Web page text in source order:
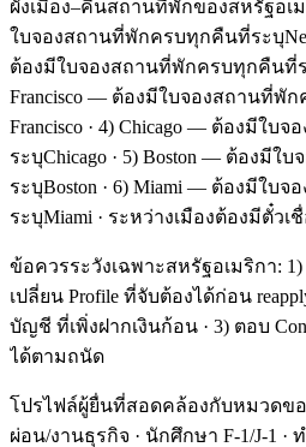
ผังเมือง–คืนสถานที่พักของสหรัฐอเ
ใบจองสถานที่พักครบทุกคืนที่ระบุ
ต้องมีใบจองสถานที่พักครบทุกคืนที่ระ
Francisco — ต้องมีใบจองสถานที่พั
Francisco · 4) Chicago — ต้องมีใ
ระบุChicago · 5) Boston — ต้องมี
ระบุBoston · 6) Miami — ต้องมีใบ
ระบุMiami · ระหว่างเมืองต้องมีตั๋วเ
ข้อควรระวังเฉพาะสหรัฐอเมริกา:
เปลี่ยน Profile ที่จับต้องได้ก่อน
บัญชี ที่เพิ่งฝากเงินก้อน · 3) ตอบ
ได้ตามถนัด
โปรไฟล์ผู้ยื่นที่สอดคล้องกับหมวดข
ผ่อน/งานธุรกิจ · นักศึกษา F-1/J-1 ·